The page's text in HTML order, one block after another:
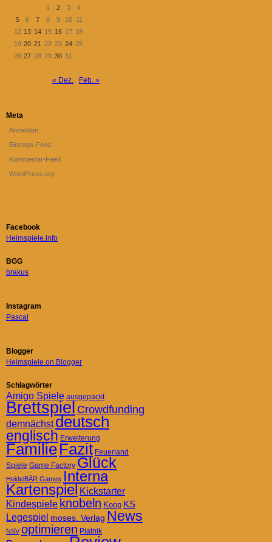
1
2 3
4
5
6 7 8 9 10 11
12 13 14 15 16 17 18
19 20 21 22 23 24 25
26 27 28 29 30 31
« Dez. Feb. »
Meta
Anmelden
Eintrags-Feed
Kommentar-Feed
WordPress.org
Facebook
Heimspiele.info
BGG
brakus
Instagram
Pascal
Blogger
Heimspiele on Blogger
Schlagwörter
Amigo Spiele ausgepackt
Brettspiel Crowdfunding
demnächst deutsch
englisch Erweiterung
FamilieFazit Feuerland
Spiele Game Factory Glück
HeidelBÄR Games Interna
Kartenspiel Kickstarter
Kindespiele knobeln Koop KS
Legespiel moses. Verlag News
NSV optimieren Piatnik